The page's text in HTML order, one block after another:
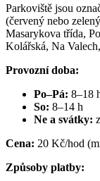
Parkoviště jsou
(červený nebo
Masarykova třída,
Kolářská, Na
Provozní doba:
Po–Pá: 8–18
So: 8–14 h
Ne a svátky:
Cena: 20 Kč/hod
Způsoby platby: